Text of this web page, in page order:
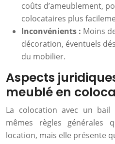
coûts d’ameublement,
colocataires plus
Inconvénients : Moins
décoration, éventuels
du mobilier.
Aspects
meublé en
La colocation avec un
mêmes règles générales
location, mais elle présente